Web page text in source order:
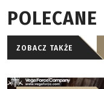
POLECANE
ZOBACZ TAKŻE